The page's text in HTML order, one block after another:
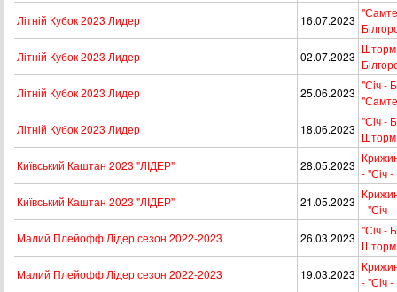
Літній Кубок 2023 Лидер
16.07.2023
Літній Кубок 2023 Лидер
02.07.2023
Літній Кубок 2023 Лидер
25.06.2023
"Сiч -
Літній Кубок 2023 Лидер
18.06.2023
"Сiч -
Шторм
Київський Каштан 2023 "ЛІДЕР"
28.05.2023
- "Сiч -
Київський Каштан 2023 "ЛІДЕР"
21.05.2023
- "Сiч -
Малий Плейофф Лідер сезон 2022-2023
26.03.2023
"Сiч -
Шторм
Малий Плейофф Лідер сезон 2022-2023
19.03.2023
- "Сiч -